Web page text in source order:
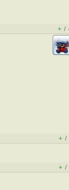
+ /
+ /
+ /